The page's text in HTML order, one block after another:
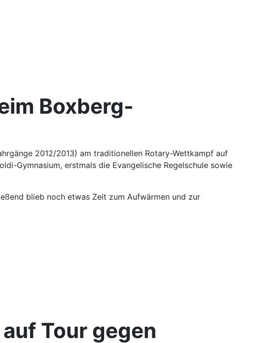
Boxberg-
2012/2013) am traditionellen Rotary-Wettkampf auf
Gymnasium, erstmals die Evangelische Regelschule sowie
blieb noch etwas Zeit zum Aufwärmen und zur
auf Tour gegen